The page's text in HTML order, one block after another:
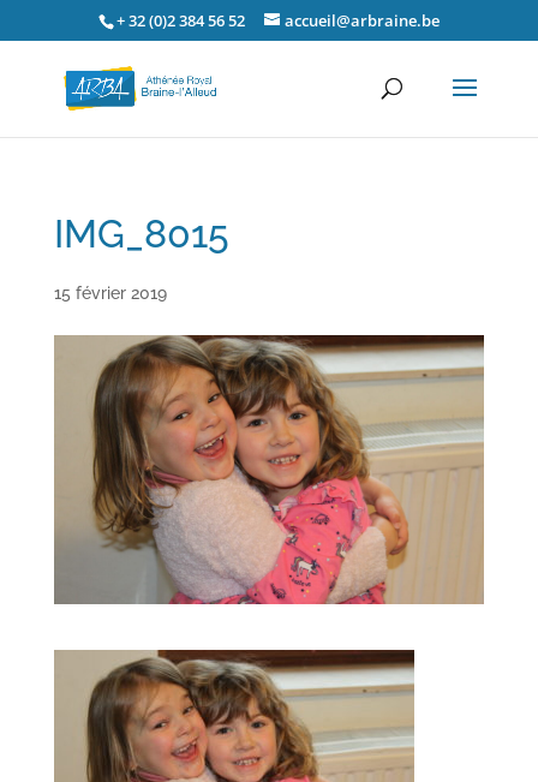
+ 32 (0)2 384 56 52 accueil@arbraine.be
IMG_8015
15 février 2019